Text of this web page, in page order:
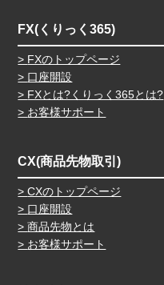
FX(くりっく365)
FXのトップページ
口座開設
FXとは?くりっく365とは?
お客様サポート
CX(商品先物取引)
CXのトップページ
口座開設
商品先物とは
お客様サポート